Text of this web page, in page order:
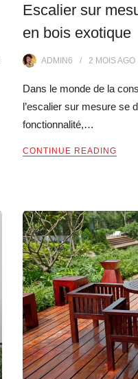
Escalier sur
en bois exotique
ADMIN6 2 MOISAGO
Dans le monde de la
l’escalier sur mesure se
fonctionnalité,…
CONTINUE READING